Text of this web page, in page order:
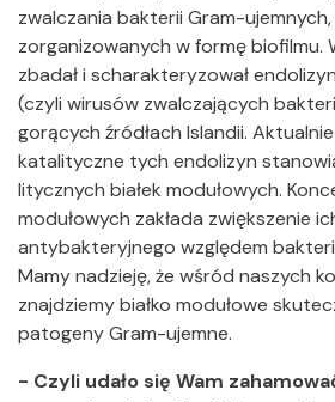
zwalczania bakterii Gram-
zorganizowanych w formę biofilmu.
zbadał i scharakteryzował
(czyli wirusów zwalczających
gorących źródłach Islandii.
katalityczne tych endolizyn
litycznych białek modułowych.
modułowych zakłada zwiększenie
antybakteryjnego względem
Mamy nadzieję, że wśród naszych
znajdziemy białko modułowe
patogeny Gram-ujemne.
- Czyli udało się Wam